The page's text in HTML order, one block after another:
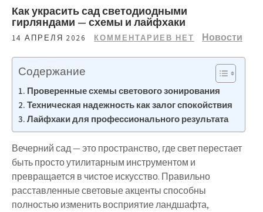
Как украсить сад светодиодными
гирляндами — схемы и лайфхаки
14 АПРЕЛЯ 2026 КОММЕНТАРИЕВ НЕТ Новости
Содержание
Проверенные схемы светового зонирования
Техническая надежность как залог спокойствия
Лайфхаки для профессионального результата
Вечерний сад — это пространство, где свет перестает
быть просто утилитарным инструментом и
превращается в чистое искусство. Правильно
расставленные световые акценты способны
полностью изменить восприятие ландшафта,